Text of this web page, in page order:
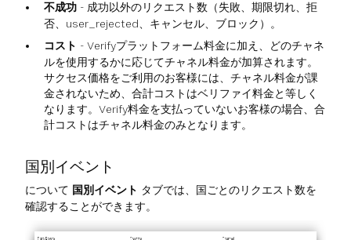
不成功 - 成功以外のリクエスト数（失敗、期限切れ、拒
否、user_rejected、キャンセル、ブロック）。
コスト - Verifyプラットフォーム料金に加え、どのチャネ
ルを使用するかに応じてチャネル料金が加算されます。
サクセス価格をご利用のお客様には、チャネル料金が課
金されないため、合計コストはベリファイ料金と等しく
なります。Verify料金を支払っていないお客様の場合、合
計コストはチャネル料金のみとなります。
国別イベント
について 国別イベント タブでは、国ごとのリクエスト数を
確認することができます。